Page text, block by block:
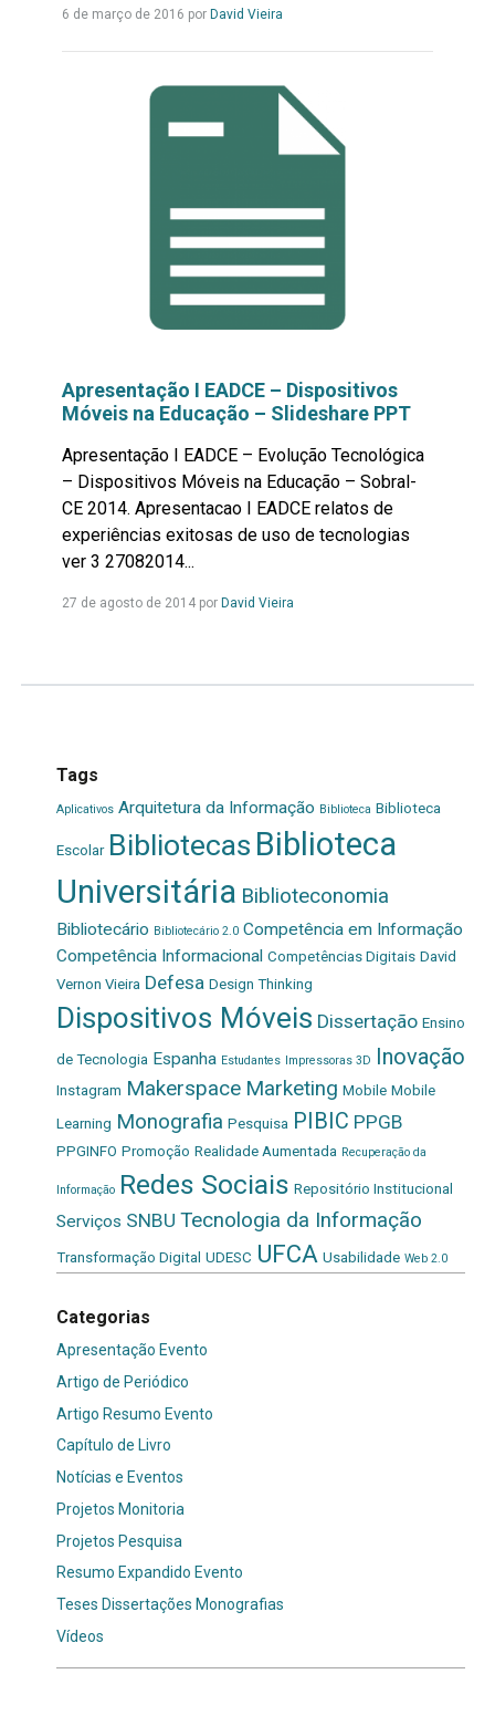
6 de março de 2016 por David VieiraLeia
Apresentação I EADCE – Dispositivos
Móveis na Educação – Slideshare PPT
Apresentação I EADCE – Evolução Tecnológica
– Dispositivos Móveis na Educação – Sobral-
CE 2014. Apresentacao I EADCE relatos de
experiências exitosas de uso de tecnologias
ver 3 27082014...
27 de agosto de 2014 por David VieiraLeia
Tags
Aplicativos Arquitetura da Informação Biblioteca Biblioteca
Escolar Bibliotecas Biblioteca
Universitária Biblioteconomia
Bibliotecário Bibliotecário 2.0 Competência em Informação
Competência Informacional Competências Digitais David
Vernon Vieira Defesa Design Thinking
Dispositivos Móveis Dissertação Ensino
de Tecnologia Espanha Estudantes Impressoras 3D Inovação
Instagram Makerspace Marketing Mobile Mobile
Learning Monografia Pesquisa PIBIC PPGB
PPGINFO Promoção Realidade Aumentada Recuperação da
Informação Redes Sociais Repositório Institucional
Serviços SNBU Tecnologia da Informação
Transformação Digital UDESC UFCA Usabilidade Web 2.0
Categorias
Apresentação Evento
Artigo de Periódico
Artigo Resumo Evento
Capítulo de Livro
Notícias e Eventos
Projetos Monitoria
Projetos Pesquisa
Resumo Expandido Evento
Teses Dissertações Monografias
Vídeos